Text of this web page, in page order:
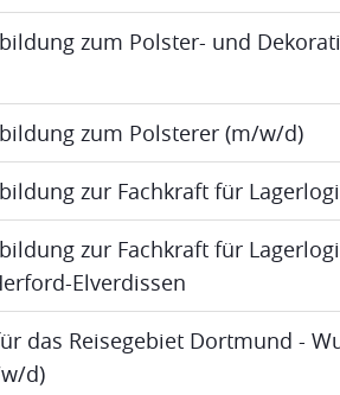
zum Polster- und
zum Polsterer (m/w/d)
zur Fachkraft für
zur Fachkraft für
Elverdissen
das Reisegebiet Dortmund -
d)